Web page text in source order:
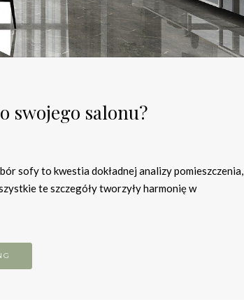
swojego salonu?
sofy to kwestia dokładnej analizy pomieszczenia,
te szczegóły tworzyły harmonię w